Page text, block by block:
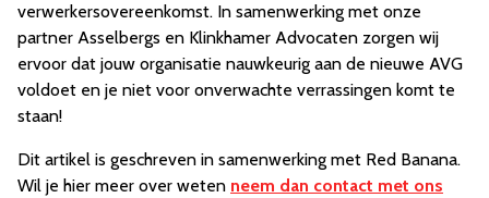
verwerkersovereenkomst. In samenwerking met onze
partner Asselbergs en Klinkhamer Advocaten zorgen wij
ervoor dat jouw organisatie nauwkeurig aan de nieuwe AVG
voldoet en je niet voor onverwachte verrassingen komt te
staan!
Dit artikel is geschreven in samenwerking met Red Banana.
Wil je hier meer over weten neem dan contact met ons